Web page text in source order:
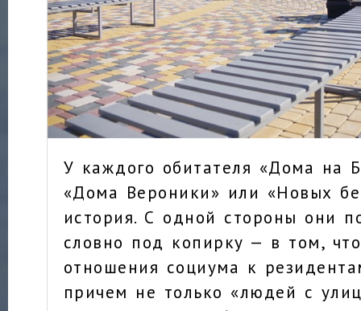
У каждого обитателя «Дома на
«Дома Вероники» или «Новых
история. С одной стороны они
словно под копирку — в том,
отношения социума к
причем не только «людей с